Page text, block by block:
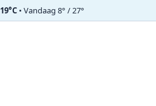
19°C • Vandaag 8° / 27°